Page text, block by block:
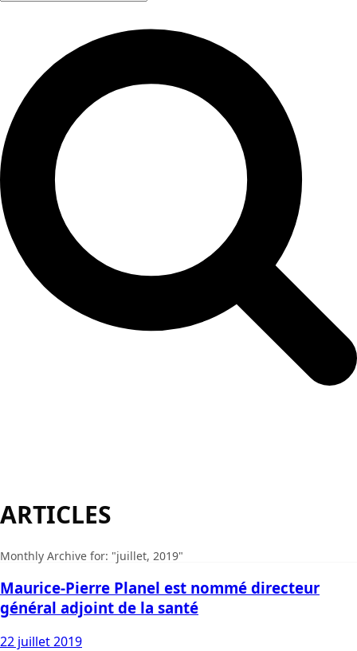
ARTICLES
Monthly Archive for: "juillet, 2019"
Maurice-Pierre Planel est nommé directeur
général adjoint de la santé
22 juillet 2019